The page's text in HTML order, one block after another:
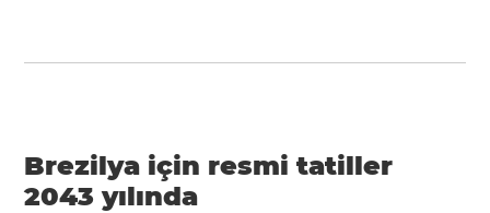
Brezilya için resmi tatiller
2043 yılında